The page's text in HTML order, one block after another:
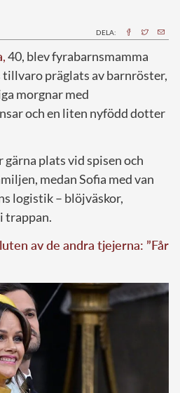
DELA:
,40, blev fyrabarnsmamma
tillvaro präglats av barnröster,
morgnar med
och en liten nyfödd dotter
gärna plats vid spisen och
medan Sofia med van
logistik – blöjväskor,
trappan.
av de andra tjejerna: ”Får